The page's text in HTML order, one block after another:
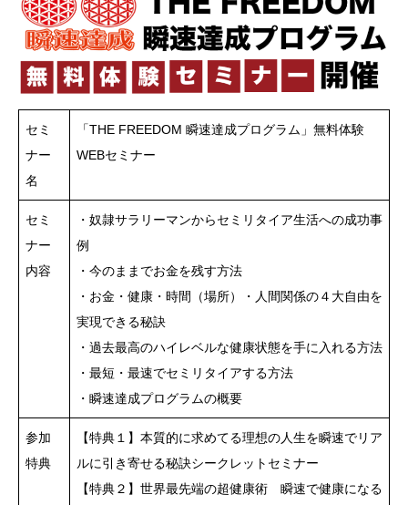
セミ
ナー
名
「THE FREEDOM 瞬速達成プログラム」無料体験
WEBセミナー
セミ
ナー
内容
・奴隷サラリーマンからセミリタイア生活への成功事
例
・今のままでお金を残す方法
・お金・健康・時間（場所）・人間関係の４大自由を
実現できる秘訣
・過去最高のハイレベルな健康状態を手に入れる方法
・最短・最速でセミリタイアする方法
・瞬速達成プログラムの概要
参加
特典
【特典１】本質的に求めてる理想の人生を瞬速でリア
ルに引き寄せる秘訣シークレットセミナー
【特典２】世界最先端の超健康術 瞬速で健康になる